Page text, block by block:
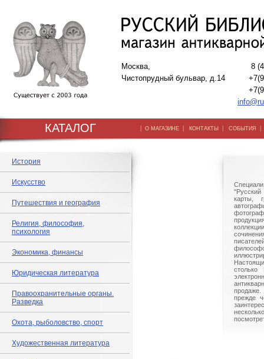
Москва,
Чистопрудный бульвар, д.14
8
КАТАЛОГ | О МАГАЗИНЕ | КОНТАКТЫ | СОБЫТИЯ
История
Искусство
Путешествия и география
Религия, философия,
психология
Экономика, финансы
Юридическая литература
Правоохранительные органы.
Разведка
Охота, рыболовство, спорт
Художественная литература
"Русский
карты,
столько
прежде